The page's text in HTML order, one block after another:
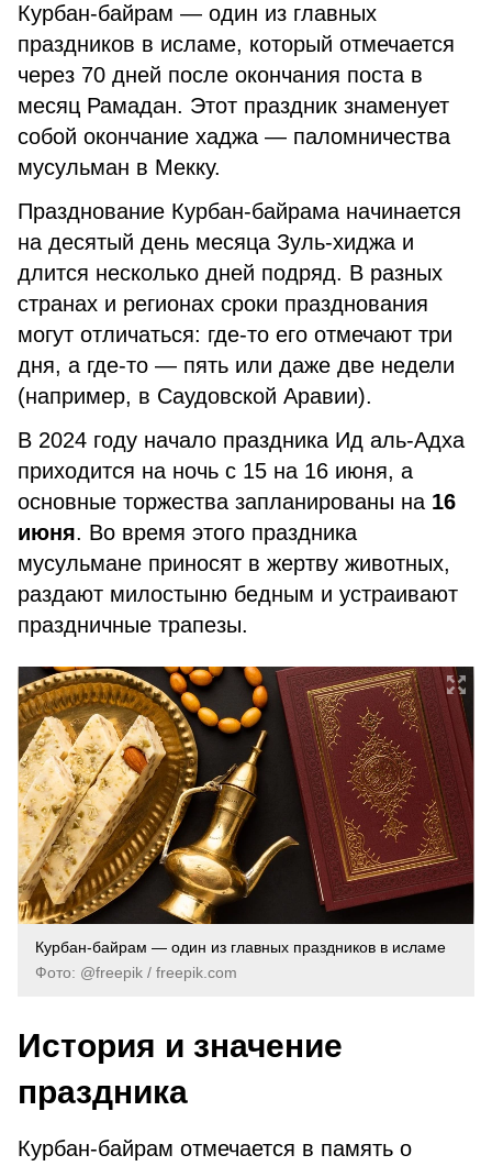
Курбан-байрам — один из главных
праздников в исламе, который отмечается
через 70 дней после окончания поста в
месяц Рамадан. Этот праздник знаменует
собой окончание хаджа — паломничества
мусульман в Мекку.
Празднование Курбан-байрама начинается
на десятый день месяца Зуль-хиджа и
длится несколько дней подряд. В разных
странах и регионах сроки празднования
могут отличаться: где-то его отмечают три
дня, а где-то — пять или даже две недели
(например, в Саудовской Аравии).
В 2024 году начало праздника Ид аль-Адха
приходится на ночь с 15 на 16 июня, а
основные торжества запланированы на 16
июня. Во время этого праздника
мусульмане приносят в жертву животных,
раздают милостыню бедным и устраивают
праздничные трапезы.
Курбан-байрам — один из главных праздников в исламе
Фото: @freepik / freepik.com
История и значение
праздника
Курбан-байрам отмечается в память о